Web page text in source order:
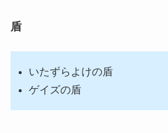
盾
いたずらよけの盾
ゲイズの盾